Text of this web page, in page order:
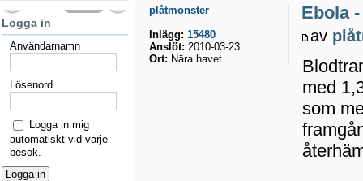
Ebola
av
med
som
plåtmonster
Inlägg: 15480
Anslöt: 2010-03-23
Ort: Nära havet
Logga in
Användarnamn
Lösenord
Logga in mig
automatiskt vid varje
besök.